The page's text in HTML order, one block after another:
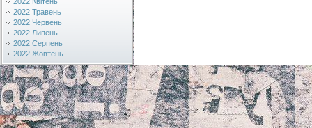
2022 Травень
2022 Червень
2022 Липень
2022 Серпень
2022 Жовтень